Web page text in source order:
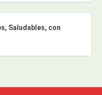
Saludables, con